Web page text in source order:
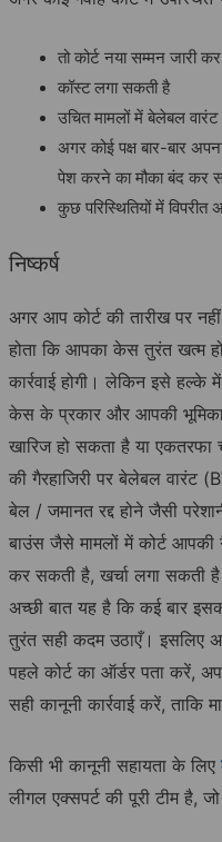
तो कोर्ट नया सम्मन जारी
कॉस्टलगा सकती है
उचित मामलों में बेलेबल
अगर कोई पक्ष बार-बार
पेश करने का मौका बंद कर
कुछ परिस्थितियों में
निष्कर्ष
अगर आप कोर्ट की तारीख पर
होता कि आपका केस तुरंत खत्म
कार्रवाई होगी। लेकिन इसे हल्के
केस के प्रकार और आपकी
खारिज हो सकता है या
की गैरहाजिरी पर बेलेबल वारंट
बेल / जमानत रद्द होने जैसी
बाउंस जैसे मामलों में कोर्ट
कर सकती है, खर्चा लगा
अच्छी बात यह है कि कई बार
तुरंत सही कदम उठाएँ। इसलिए
पहले कोर्ट का ऑर्डर पता करें,
सही कानूनी कार्रवाई करें, ताकि
किसी भी कानूनी सहायता के लिए
लीगल एक्सपर्ट की पूरी टीम है,